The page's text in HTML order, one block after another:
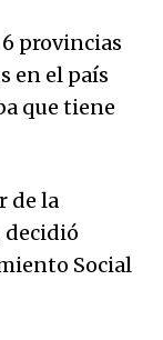
provincias
en el país
que tiene
de la
decidió
Social